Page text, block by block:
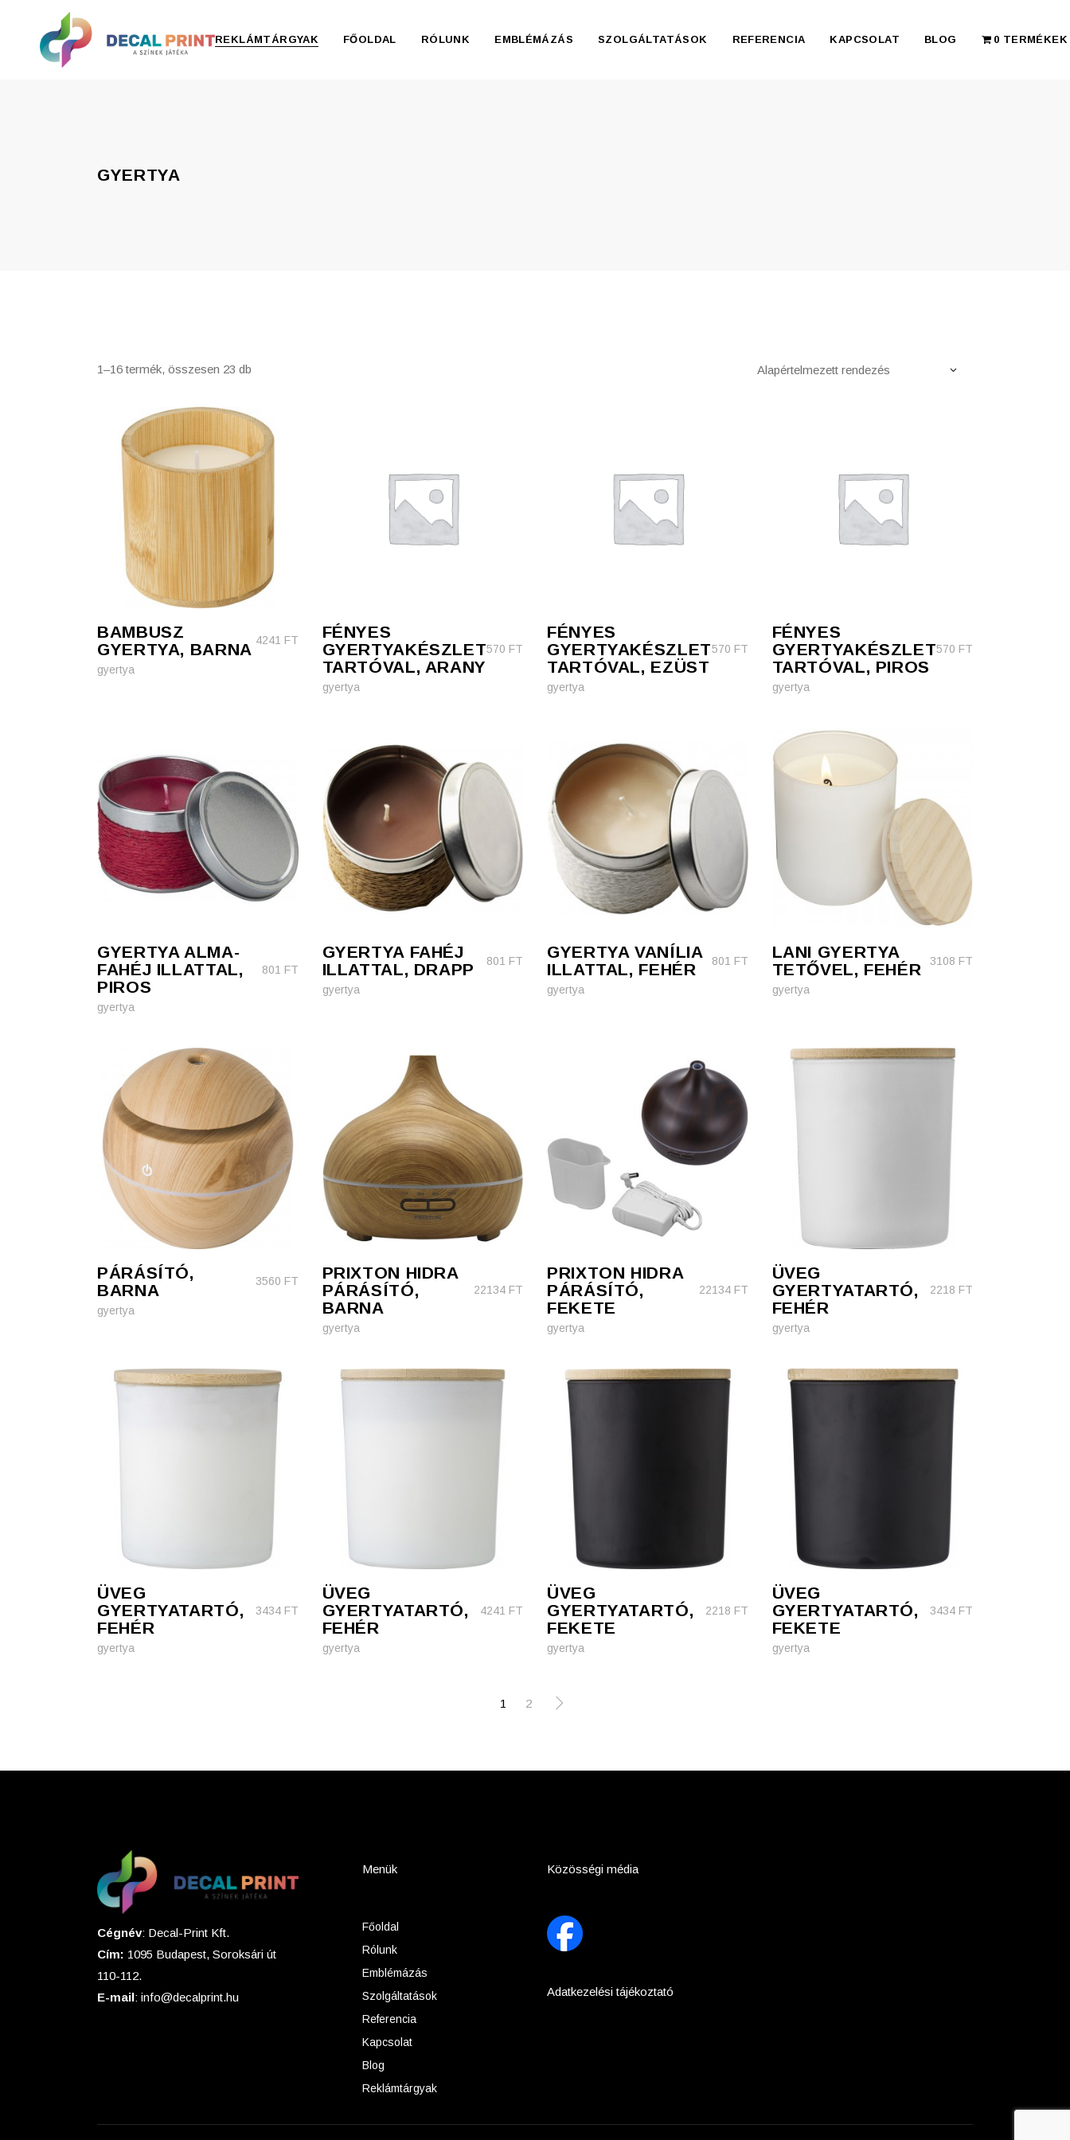
REKLÁMTÁRGYAK
Szépség, egészség
Tárca, kulcstartó
Táska
FŐOLDAL RÓLUNK EMBLÉMÁZÁS SZOLGÁLTATÁSOK REFERENCIA KAPCSOLAT BLOG 0 TERMÉKEK
GYERTYA
1–16 termék, összesen 23 db Alapértelmezett rendezés
BAMBUSZ
GYERTYA, BARNA 4241 FT
gyertya
FÉNYES
GYERTYAKÉSZLET
TARTÓVAL, ARANY
570 FT
gyertya
FÉNYES
GYERTYAKÉSZLET
TARTÓVAL, EZÜST
570 FT
gyertya
FÉNYES
GYERTYAKÉSZLET
TARTÓVAL, PIROS
570 FT
gyertya
GYERTYA ALMA-
FAHÉJ ILLATTAL,
PIROS
801 FT
gyertya
GYERTYA FAHÉJ
ILLATTAL, DRAPP
801 FT
gyertya
GYERTYA VANÍLIA
ILLATTAL, FEHÉR
801 FT
gyertya
LANI GYERTYA
TETŐVEL, FEHÉR
3108 FT
gyertya
PÁRÁSÍTÓ,
BARNA
3560 FT
gyertya
PRIXTON HIDRA
PÁRÁSÍTÓ,
BARNA
22134 FT
gyertya
PRIXTON HIDRA
PÁRÁSÍTÓ,
FEKETE
22134 FT
gyertya
ÜVEG
GYERTYATARTÓ,
FEHÉR
2218 FT
gyertya
ÜVEG
GYERTYATARTÓ,
FEHÉR
3434 FT
gyertya
ÜVEG
GYERTYATARTÓ,
FEHÉR
4241 FT
gyertya
ÜVEG
GYERTYATARTÓ,
FEKETE
2218 FT
gyertya
ÜVEG
GYERTYATARTÓ,
FEKETE
3434 FT
gyertya
1 2
Cégnév: Decal-Print Kft.
Cím: 1095 Budapest, Soroksári út
110-112.
E-mail: info@decalprint.hu
Menük
Főoldal
Rólunk
Emblémázás
Szolgáltatások
Referencia
Kapcsolat
Blog
Reklámtárgyak
Közösségi média
Adatkezelési tájékoztató